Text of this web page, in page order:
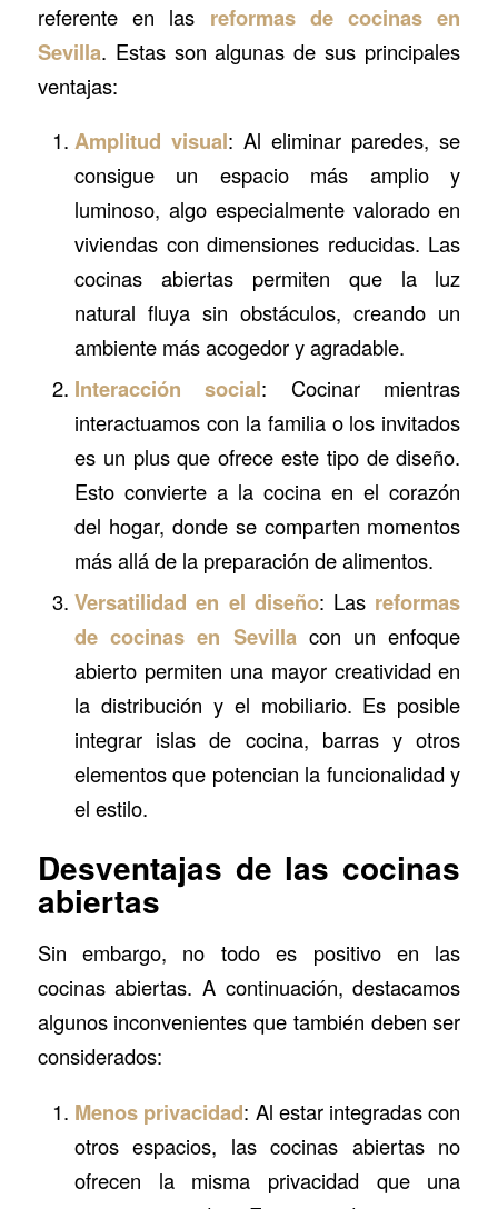
referente en las reformas de cocinas en
Sevilla. Estas son algunas de sus principales
ventajas:
Amplitud visual: Al eliminar paredes, se
consigue un espacio más amplio y
luminoso, algo especialmente valorado en
viviendas con dimensiones reducidas. Las
cocinas abiertas permiten que la luz
natural fluya sin obstáculos, creando un
ambiente más acogedor y agradable.
Interacción social: Cocinar mientras
interactuamos con la familia o los invitados
es un plus que ofrece este tipo de diseño.
Esto convierte a la cocina en el corazón
del hogar, donde se comparten momentos
más allá de la preparación de alimentos.
Versatilidad en el diseño: Las reformas
de cocinas en Sevillacon un enfoque
abierto permiten una mayor creatividad en
la distribución y el mobiliario. Es posible
integrar islas de cocina, barras y otros
elementos que potencian la funcionalidad y
el estilo.
Desventajas de las cocinas
abiertas
Sin embargo, no todo es positivo en las
cocinas abiertas. A continuación, destacamos
algunos inconvenientes que también deben ser
considerados:
Menos privacidad: Al estar integradas con
otros espacios, las cocinas abiertas no
ofrecen la misma privacidad que una